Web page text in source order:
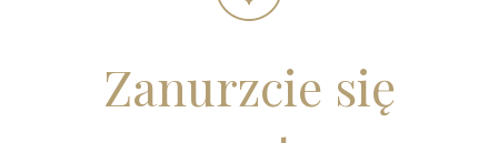
Zanurzcie się